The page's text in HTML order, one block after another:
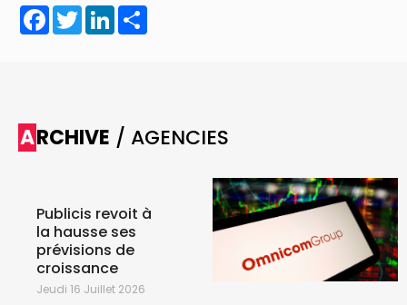
Facebook
TwitterLinkedIn
ARCHIVE / AGENCIES
Publicis revoit à
la hausse ses
prévisions de
croissance
Jeudi 16 Juillet 2026